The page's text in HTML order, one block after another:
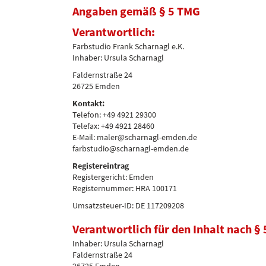
Angaben gemäß § 5 TMG
Verantwortlich:
Farbstudio Frank Scharnagl e.K.
Inhaber: Ursula Scharnagl
Faldernstraße 24
26725 Emden
Kontakt:
Telefon: +49 4921 29300
Telefax: +49 4921 28460
E-Mail: maler@scharnagl-emden.de
farbstudio@scharnagl-emden.de
Registereintrag
Registergericht: Emden
Registernummer: HRA 100171
Umsatzsteuer-ID: DE 117209208
Verantwortlich für den Inhalt nach §
Inhaber: Ursula Scharnagl
Faldernstraße 24
Faldernstraße